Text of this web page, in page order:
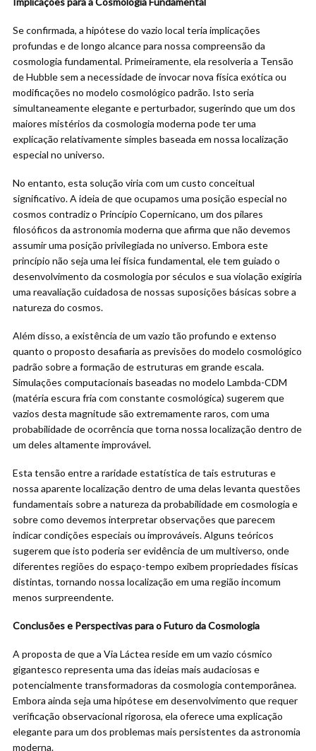
Se confirmada, a hipótese do vazio local teria implicações
profundas e de longo alcance para nossa compreensão da
cosmologia fundamental. Primeiramente, ela resolveria a Tensão
de Hubble sem a necessidade de invocar nova física exótica ou
modificações no modelo cosmológico padrão. Isto seria
simultaneamente elegante e perturbador, sugerindo que um dos
maiores mistérios da cosmologia moderna pode ter uma
explicação relativamente simples baseada em nossa localização
especial no universo.
No entanto, esta solução viria com um custo conceitual
significativo. A ideia de que ocupamos uma posição especial no
cosmos contradiz o Princípio Copernicano, um dos pilares
filosóficos da astronomia moderna que afirma que não devemos
assumir uma posição privilegiada no universo. Embora este
princípio não seja uma lei física fundamental, ele tem guiado o
desenvolvimento da cosmologia por séculos e sua violação exigiria
uma reavaliação cuidadosa de nossas suposições básicas sobre a
natureza do cosmos.
Além disso, a existência de um vazio tão profundo e extenso
quanto o proposto desafiaria as previsões do modelo cosmológico
padrão sobre a formação de estruturas em grande escala.
Simulações computacionais baseadas no modelo Lambda-CDM
(matéria escura fria com constante cosmológica) sugerem que
vazios desta magnitude são extremamente raros, com uma
probabilidade de ocorrência que torna nossa localização dentro de
um deles altamente improvável.
Esta tensão entre a raridade estatística de tais estruturas e
nossa aparente localização dentro de uma delas levanta questões
fundamentais sobre a natureza da probabilidade em cosmologia e
sobre como devemos interpretar observações que parecem
indicar condições especiais ou improváveis. Alguns teóricos
sugerem que isto poderia ser evidência de um multiverso, onde
diferentes regiões do espaço-tempo exibem propriedades físicas
distintas, tornando nossa localização em uma região incomum
menos surpreendente.
Conclusões e Perspectivas para o Futuro da Cosmologia
A proposta de que a Via Láctea reside em um vazio cósmico
gigantesco representa uma das ideias mais audaciosas e
potencialmente transformadoras da cosmologia contemporânea.
Embora ainda seja uma hipótese em desenvolvimento que requer
verificação observacional rigorosa, ela oferece uma explicação
elegante para um dos problemas mais persistentes da astronomia
moderna.